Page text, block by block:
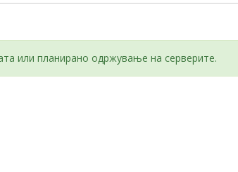
или планирано одржување на серверите.